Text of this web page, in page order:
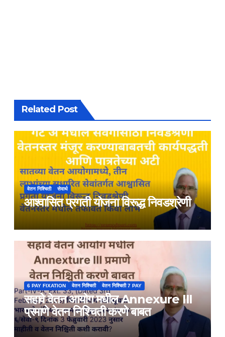
Related Post
वेतन निश्चिती सेवार्थ
आश्वासित प्रगती योजना विरूद्ध निवडश्रेणी
6 PAY FIXATION वेतन निश्चिती वेतन निश्चिती 7 PAY
सहावे वेतन आयोग मधील Annexure III
प्रमाणे वेतन निश्चिती करणे बाबत